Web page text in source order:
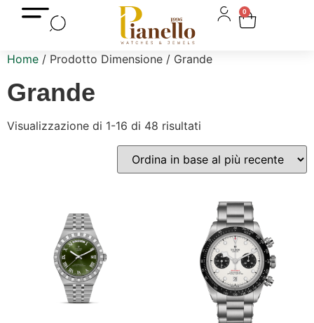
0
Home / Prodotto Dimensione / Grande
Grande
Visualizzazione di 1-16 di 48 risultati